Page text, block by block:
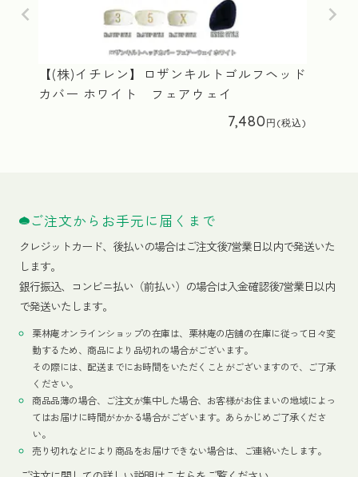
【(株)イチレン】ロザンキルトゴルフヘッド
カバー ホワイト フェアウェイ
7,480
ご注文からお手元に届くまで
クレジットカード、 後払いの場合はご注文後7営業日以内で発送いた
します。
銀行振込、コンビニ払い（前払い）の場合は入金確認後7営業日以内
で発送いたします。
栗林庵オンラインショップの在庫は、栗林庵の店舗の在庫に従って日々変
動するため、商品により品切れの場合がございます。
その際には、配送までにお時間をいただくことがございますので、ご了承
ください。
商品品薄の場合、ご注文が集中した場合、お客様がお住まいの地域によっ
てはお届けに時間がかかる場合がございます。あらかじめご了承くださ
い。
売り切れなどにより商品をお届けできない場合は、ご連絡いたします。